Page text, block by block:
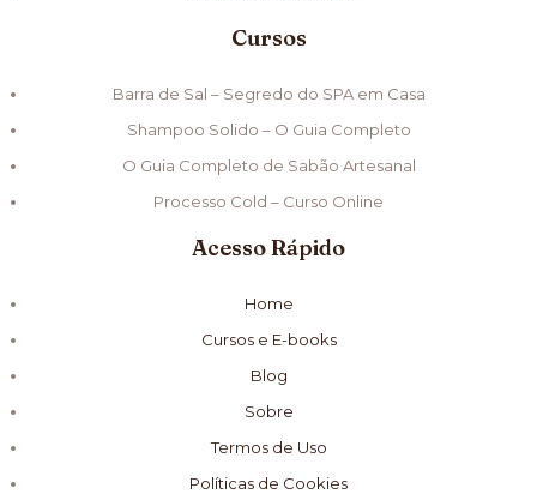
Cursos
Barra de Sal – Segredo do SPA em Casa
Shampoo Solido – O Guia Completo
O Guia Completo de Sabão Artesanal
Processo Cold – Curso Online
Acesso Rápido
Home
Cursos e E-books
Blog
Sobre
Termos de Uso
Políticas de Cookies